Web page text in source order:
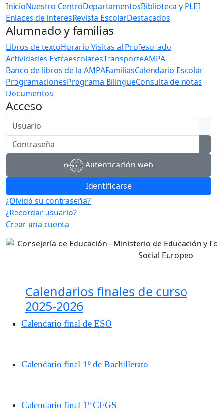
InicioNuestro CentroDepartamentosBiblioteca y PLEI
Enlaces de interésRevista EscolarDestacados
Alumnado y familias
Libros de textoHorario Visitas al Profesorado
Actividades ExtraescolaresTransporteAMPA
Banco de libros de la AMPAFamiliasCalendario Escolar
ProgramacionesPrograma BilingüeConsulta de notas
Documentos
Acceso
Usuario
Contraseña
Autenticación web
Identificarse
¿Olvidó su contraseña?
¿Recordar usuario?
Crear una cuenta
Calendarios finales de curso
2025-2026
Calendario final de ESO
Calendario final 1º de Bachillerato
Calendario final 1º CFGS